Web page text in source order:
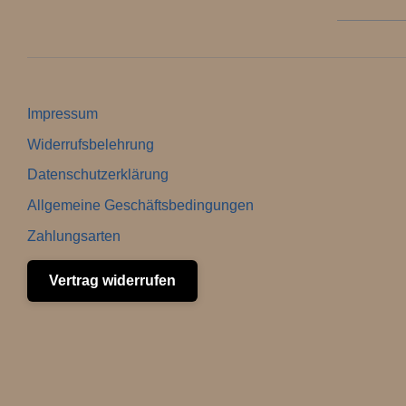
Impressum
Widerrufsbelehrung
Datenschutzerklärung
Allgemeine Geschäftsbedingungen
Zahlungsarten
Vertrag widerrufen